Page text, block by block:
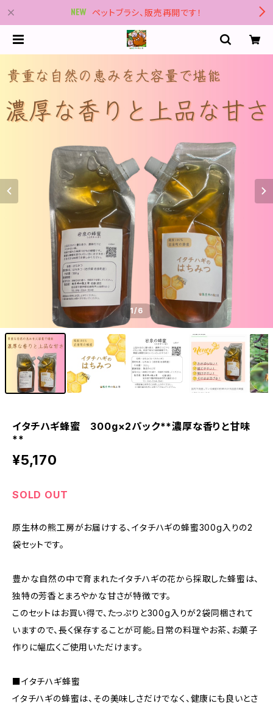
ペットブラシ、販売再開です！
1/6
イタチハギ蜂蜜 300g×2パック**濃厚な香りと甘味
**
¥5,170
SOLD OUT
原生林の熊工房がお届けする、イタチハギの蜂蜜300g入りの2
袋セットです。
豊かな自然の中で育まれたイタチハギの花から採取した蜂蜜は、
独特の芳香とまろやかな甘さが特徴です。
このセットはお買い得で、たっぷりと300g入りが2袋同梱されて
いますので、長く保存することが可能。日常の料理やお茶、お菓子
作りに幅広くご使用いただけます。
■イタチハギ蜂蜜
イタチハギの蜂蜜は、その美味しさだけでなく、健康にも良いとさ